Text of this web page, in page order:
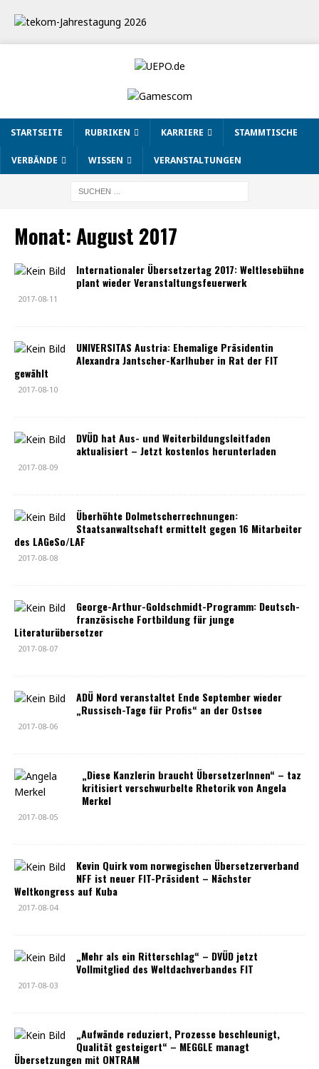
STARTSEITE RUBRIKEN KARRIERE STAMMTISCHE
VERBÄNDE WISSEN VERANSTALTUNGEN
Monat:August 2017
Internationaler Übersetzertag 2017: Weltlesebühne
plant wieder Veranstaltungsfeuerwerk
2017-08-11
UNIVERSITAS Austria: Ehemalige Präsidentin
Alexandra Jantscher-Karlhuber in Rat der FIT
gewählt
2017-08-10
DVÜD hat Aus- und Weiterbildungsleitfaden
aktualisiert – Jetzt kostenlos herunterladen
2017-08-09
Überhöhte Dolmetscherrechnungen:
Staatsanwaltschaft ermittelt gegen 16 Mitarbeiter
des LAGeSo/LAF
2017-08-08
George-Arthur-Goldschmidt-Programm: Deutsch-
französische Fortbildung für junge
Literaturübersetzer
2017-08-07
ADÜ Nord veranstaltet Ende September wieder
„Russisch-Tage für Profis“ an der Ostsee
2017-08-06
„Diese Kanzlerin braucht ÜbersetzerInnen“ – taz
kritisiert verschwurbelte Rhetorik von Angela
Merkel
2017-08-05
Kevin Quirk vom norwegischen Übersetzerverband
NFF ist neuer FIT-Präsident – Nächster
Weltkongress auf Kuba
2017-08-04
„Mehr als ein Ritterschlag“ – DVÜD jetzt
Vollmitglied des Weltdachverbandes FIT
2017-08-03
„Aufwände reduziert, Prozesse beschleunigt,
Qualität gesteigert“ – MEGGLE managt
Übersetzungen mit ONTRAM